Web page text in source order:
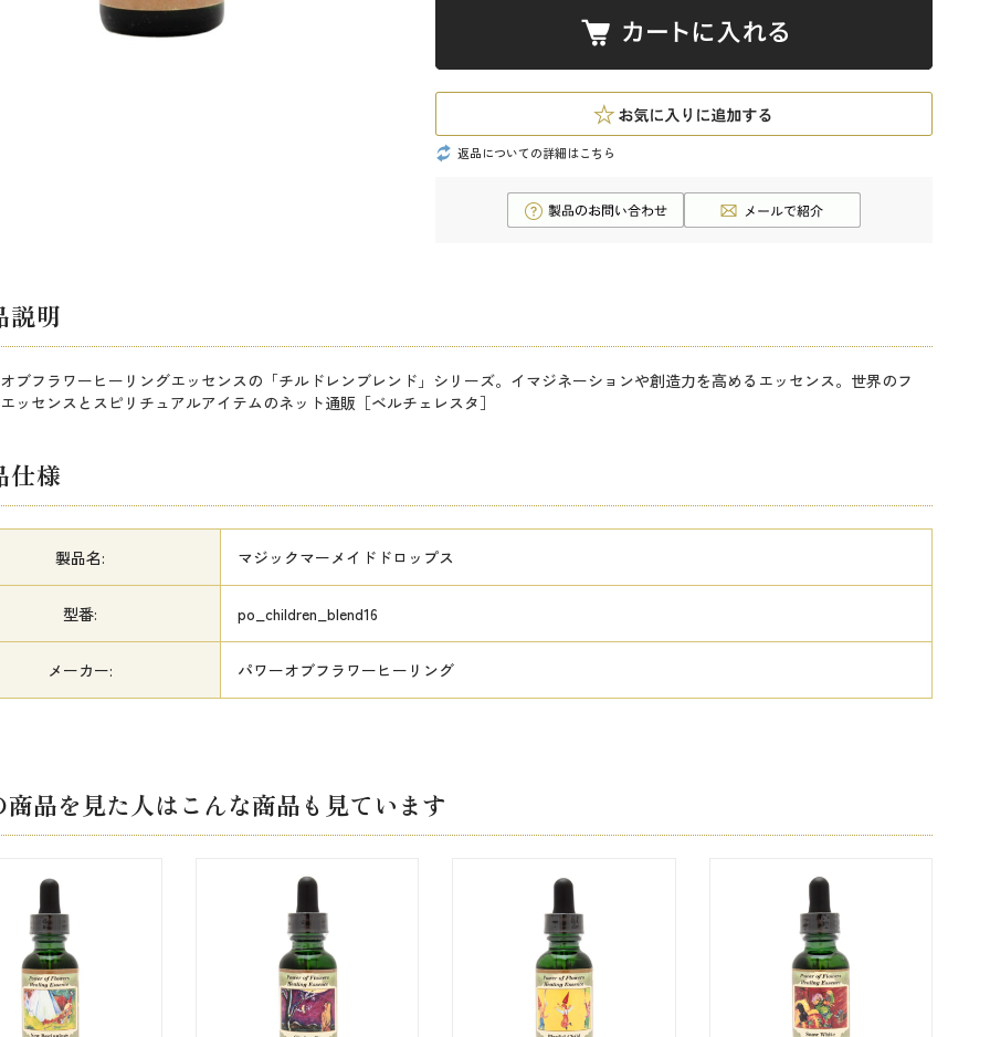
返品についての詳細はこちら
説明
ブフラワーヒーリングエッセンスの「チルドレンブレンド」シリーズ。イマジネーションや創造力を高めるエッセンス。世界のフ
ッセンスとスピリチュアルアイテムのネット通販［ベルチェレスタ］
仕様
製品名: マジックマーメイドドロップス
型番: po_children_blend16
メーカー: パワーオブフラワーヒーリング
商品を見た人はこんな商品も見ています